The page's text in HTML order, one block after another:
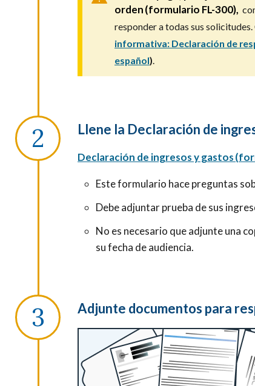
orden (formulario FL-300),
responder a todas sus
informativa: Declaración de
español).
Llene la Declaración de
Declaración de ingresos y gastos
Este formulario hace preguntas
Debe adjuntar prueba de sus
No es necesario que adjunte una
su fecha de audiencia.
Adjunte documentos para